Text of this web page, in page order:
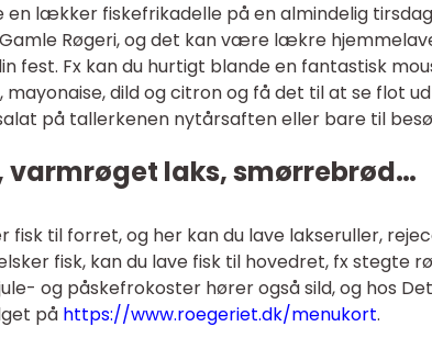
en lækker fiskefrikadelle på en almindelig
Røgeri, og det kan være lækre
fest. Fx kan du hurtigt blande en fantastisk
mayonaise, dild og citron og få det til at se flot
på tallerkenen nytårsaften eller bare til
laks, smørrebrød…
fisk til forret, og her kan du lave lakseruller,
fisk, kan du lave fisk til hovedret, fx stegte
og påskefrokoster hører også sild, og hos
på https://www.roegeriet.dk/menukort.